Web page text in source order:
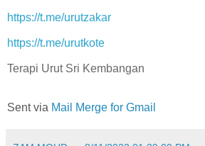
https://t.me/urutzakar
https://t.me/urutkote
Terapi Urut Sri Kembangan
Sent via Mail Merge for Gmail